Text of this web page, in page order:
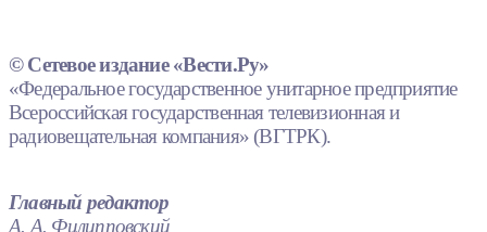
© Сетевое издание «Вести.Ру»
«Федеральное государственное унитарное предприятие
Всероссийская государственная телевизионная и
радиовещательная компания» (ВГТРК).
Главный редактор
А. А. Филипповский